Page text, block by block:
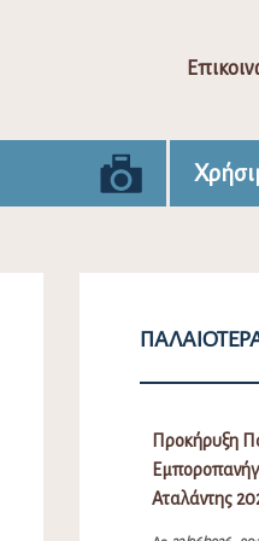
Προκήρυξη
Αταλάντης